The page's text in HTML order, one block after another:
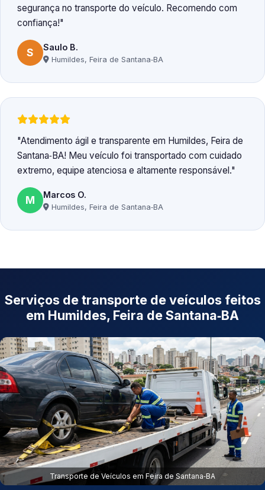
segurança no transporte do veículo. Recomendo com
confiança!
S Saulo B.
Humildes, Feira de Santana‑BA
Atendimento ágil e transparente em Humildes, Feira de
Santana‑BA! Meu veículo foi transportado com cuidado
extremo, equipe atenciosa e altamente responsável.
M Marcos O.
Humildes, Feira de Santana‑BA
Serviços de transporte de veículos feitos
em Humildes, Feira de Santana‑BA
Transporte de Veículos em Feira de Santana‑BA